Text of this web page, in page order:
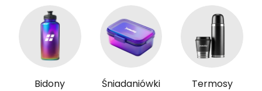
Bidony Śniadaniówki Termosy